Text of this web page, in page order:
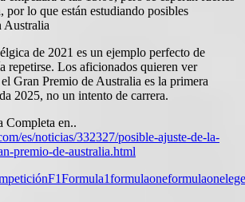
por lo que están estudiando posibles
Australia
de 2021 es un ejemplo perfecto de
repetirse. Los aficionados quieren ver
Gran Premio de Australia es la primera
2025, no un intento de carrera.
Completa en..
es/noticias/332327/posible-ajuste-de-la-
premio-de-australia.html
F1Formula1formulaone